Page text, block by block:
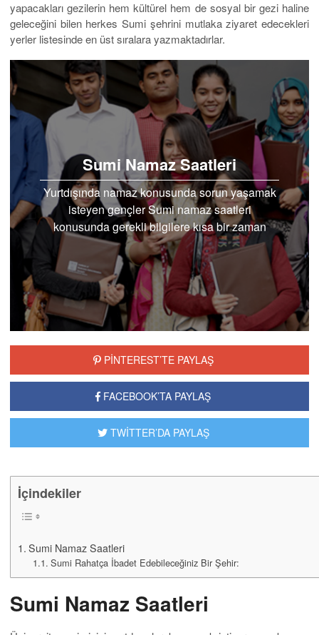
yapacakları gezilerin hem kültürel hem de sosyal bir gezi haline
geleceğini bilen herkes Sumi şehrini mutlaka ziyaret edecekleri
yerler listesinde en üst sıralara yazmaktadırlar.
Sumi Namaz Saatleri
Yurtdışında namaz konusunda sorun yaşamak
isteyen gençler Sumi namaz saatleri
konusunda gerekli bilgilere kısa bir zaman
dilimi içerisinde ulaşabilmekte.
PİNTEREST’TE PAYLAŞ
FACEBOOK’TA PAYLAŞ
TWİTTER’DA PAYLAŞ
İçindekiler
Sumi Namaz Saatleri
Sumi Rahatça İbadet Edebileceğiniz Bir Şehir:
Sumi Namaz Saatleri